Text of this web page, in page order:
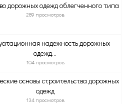
дорожных одежд облегченного типа
289 просмотров
надежность дорожных
одежд...
104 просмотров
основы строительства дорожных
одежд
134 просмотров